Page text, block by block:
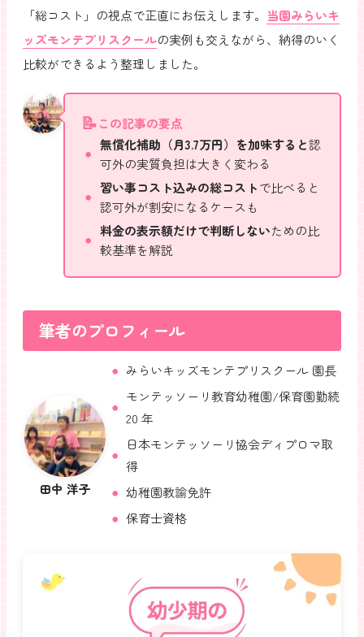
「総コスト」の視点で正直にお伝えします。 当園みらいキ
ッズモンテプリスクールの実例も交えながら、納得のいく
比較ができるよう整理しました。
この記事の要点
無償化補助（月3.7万円）を加味すると認
可外の実質負担は大きく変わる
習い事コスト込みの総コストで比べると
認可外が割安になるケースも
料金の表示額だけで判断しないための比
較基準を解説
筆者のプロフィール
田中 洋子
みらいキッズモンテプリスクール 園長
モンテッソーリ教育幼稚園/保育園勤続
20 年
日本モンテッソーリ協会ディプロマ取
得
幼稚園教諭免許
保育士資格